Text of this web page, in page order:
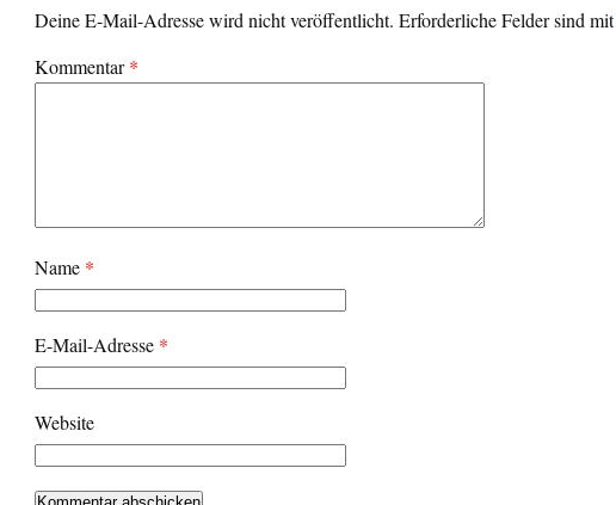
Deine E-Mail-Adresse wird nicht veröffentlicht. Erforderliche Felder sind mit
Kommentar*
Name *
E-Mail-Adresse *
Website